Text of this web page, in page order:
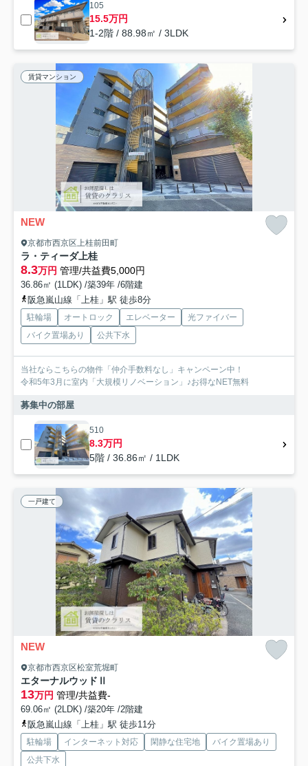
105
15.5万円
1-2階 / 88.98㎡ / 3LDK
賃貸マンション
NEW
京都市西京区上桂前田町
ラ・ティーダ上桂
8.3万円 管理/共益費5,000円
36.86㎡ (1LDK) /築39年 /6階建
阪急嵐山線「上桂」駅 徒歩8分
駐輪場 オートロック エレベーター
光ファイバー
バイク置場あり
公共下水
当社ならこちらの物件「仲介手数料なし」キャンペーン中！
令和5年3月に室内「大規模リノベーション」♪お得なNET無料
募集中の部屋
510
8.3万円
5階 / 36.86㎡ / 1LDK
一戸建て
NEW
京都市西京区松室荒堀町
エターナルウッドⅡ
13万円 管理/共益費-
69.06㎡ (2LDK) /築20年 /2階建
阪急嵐山線「上桂」駅 徒歩11分
駐輪場 インターネット対応 閑静な住宅地
バイク置場あり
公共下水